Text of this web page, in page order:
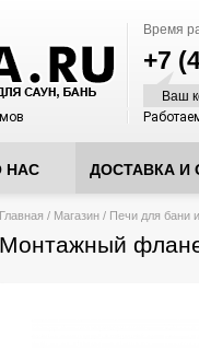
Время
+7
Ваш
НАС ДОСТАВКА И
Вы здесь
Главная / Магазин / Печи для бани
Монтажный